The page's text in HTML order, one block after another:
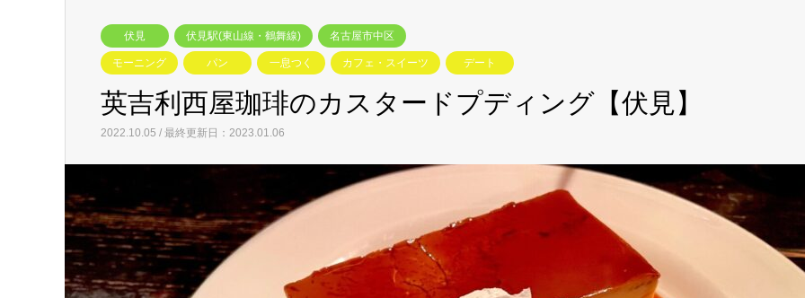
伏見 伏見駅(東山線・鶴舞線) 名古屋市中区
モーニング パン 一息つく カフェ・スイーツ デート
英吉利西屋珈琲のカスタードプディング【伏見】
2022.10.05 / 最終更新日：2023.01.06